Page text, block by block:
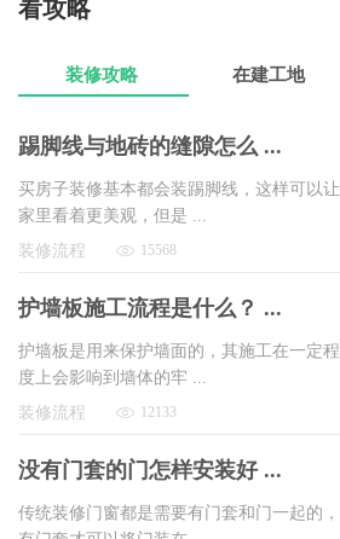
07-17
看攻略
装修攻略 在建工地
踢脚线与地砖的缝隙怎么 ...
买房子装修基本都会装踢脚线，这样可以让
家里看着更美观，但是 ...
装修流程
15568
护墙板施工流程是什么？ ...
护墙板是用来保护墙面的，其施工在一定程
度上会影响到墙体的牢 ...
装修流程
12133
没有门套的门怎样安装好 ...
传统装修门窗都是需要有门套和门一起的，